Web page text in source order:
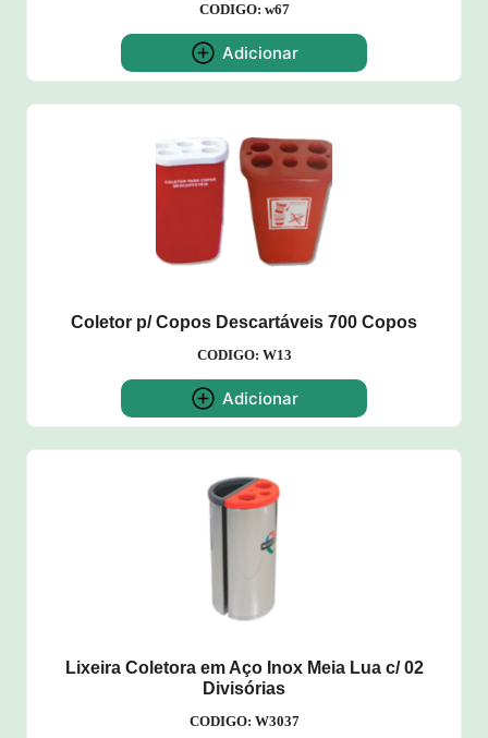
CODIGO: w67
Adicionar
Coletor p/ Copos Descartáveis 700 Copos
CODIGO: W13
Adicionar
Lixeira Coletora em Aço Inox Meia Lua c/ 02
Divisórias
CODIGO: W3037